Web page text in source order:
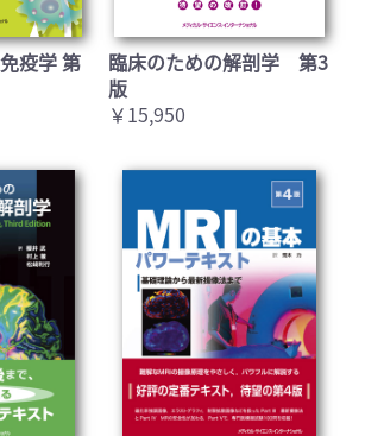
疫学 第
臨床のための解剖学 第3
版
￥15,950